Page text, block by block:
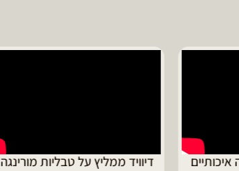
ממליץ על טבליות מורינגה מוריה ממליצה